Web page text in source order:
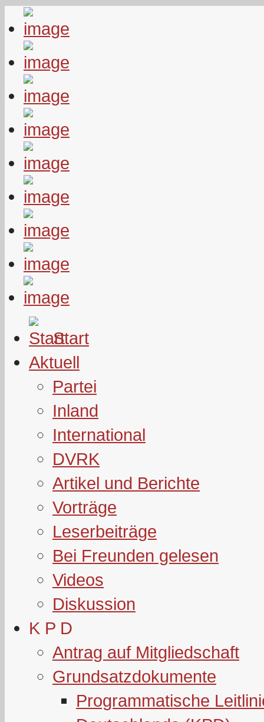
Start
Aktuell
Partei
Inland
International
DVRK
Artikel und Berichte
Vorträge
Leserbeiträge
Bei Freunden gelesen
Videos
Diskussion
K P D
Antrag auf Mitgliedschaft
Grundsatzdokumente
Programmatische